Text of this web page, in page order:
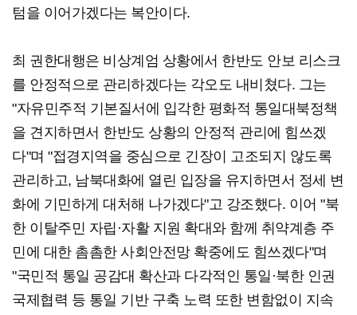
텀을 이어가겠다는 복안이다.
최 권한대행은 비상계엄 상황에서 한반도 안보 리스크
를 안정적으로 관리하겠다는 각오도 내비쳤다. 그는
"자유민주적 기본질서에 입각한 평화적 통일대북정책
을 견지하면서 한반도 상황의 안정적 관리에 힘쓰겠
다"며 "접경지역을 중심으로 긴장이 고조되지 않도록
관리하고, 남북대화에 열린 입장을 유지하면서 정세 변
화에 기민하게 대처해 나가겠다"고 강조했다. 이어 "북
한 이탈주민 자립·자활 지원 확대와 함께 취약계층 주
민에 대한 촘촘한 사회안전망 확중에도 힘쓰겠다"며
"국민적 통일 공감대 확산과 다각적인 통일·북한 인권
국제협력 등 통일 기반 구축 노력 또한 변함없이 지속